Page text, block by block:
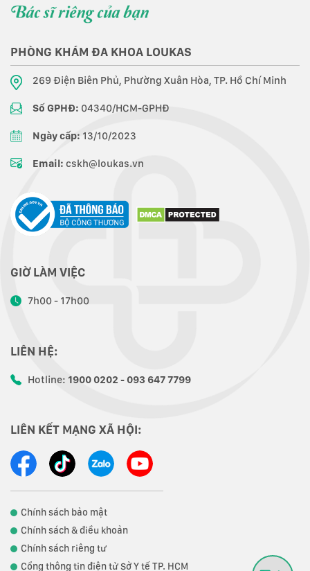
PHÒNG KHÁM ĐA KHOA LOUKAS
269 Điện Biên Phủ, Phường Xuân Hòa, TP. Hồ Chí Minh
Số GPHĐ: 04340/HCM-GPHĐ
Ngày cấp: 13/10/2023
Email: cskh@loukas.vn
GIỜ LÀM VIỆC
7h00 - 17h00
LIÊN HỆ:
Hotline: 1900 0202 - 093 647 7799
LIÊN KẾT MẠNG XÃ HỘI:
Chính sách bảo mật
Chính sách & điều khoản
Chính sách riêng tư
Cổng thông tin điện tử Sở Y tế TP. HCM